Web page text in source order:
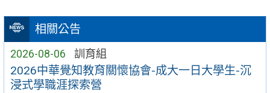
相關公告
2026-08-06 訓育組
2026中華覺知教育關懷協會-成大一日大學生-沉
浸式學職涯探索營